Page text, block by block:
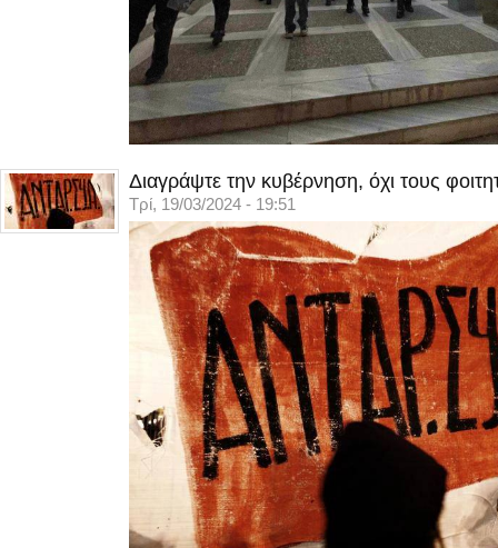
Διαγράψτε την κυβέρνηση, όχι τους
Τρί, 19/03/2024 - 19:51